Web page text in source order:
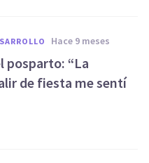
hace 9 meses
posparto: “La
de fiesta me sentí